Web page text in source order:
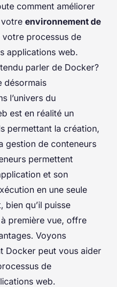
comment améliorer
environnement de
votre processus de
applications web.
parler de Docker?
désormais
l’univers du
est en réalité un
permettant la création,
gestion de conteneurs
permettent
et son
en une seule
bien qu’il puisse
première vue, offre
Voyons
Docker peut vous aider
de
web.